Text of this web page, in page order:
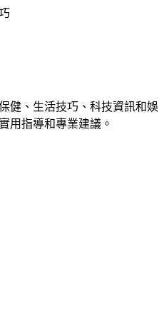
健、生活技巧、科技資訊和娛
用指導和專業建議。